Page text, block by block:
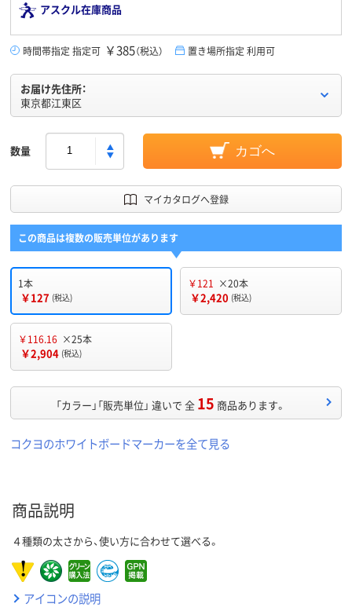
アスクル在庫商品
時間帯指定 指定可 ￥385（税込） 置き場所指定 利用可
お届け先住所：
東京都江東区
数量 カゴへ
マイカタログへ登録
この商品は複数の販売単位があります
1本
￥127 (税込)
￥121 ×20本
￥2,420 (税込)
￥116.16 ×25本
￥2,904 (税込)
「カラー」「販売単位」 違いで 全 15 商品あります。
コクヨのホワイトボードマーカーを全て見る
商品説明
４種類の太さから、使い方に合わせて選べる。
アイコンの説明